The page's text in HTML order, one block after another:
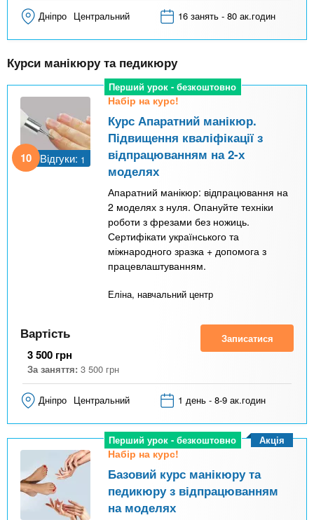
Дніпро Центральний 16 занять - 80 ак.годин
Курси манікюру та педикюру
Перший урок - безкоштовно
10 Відгуки: 1
Набір на курс!
Курс Апаратний манікюр.
Підвищення кваліфікації з
відпрацюванням на 2-х
моделях
Апаратний манікюр: відпрацювання на
2 моделях з нуля. Опануйте техніки
роботи з фрезами без ножиць.
Сертифікати українського та
міжнародного зразка + допомога з
працевлаштуванням.
Еліна, навчальний центр
Вартість
3 500 грн
За заняття: 3 500 грн
Записатися
Дніпро Центральний 1 день - 8-9 ак.годин
Перший урок - безкоштовно
Набір на курс!
Базовий курс манікюру та
педикюру з відпрацюванням
на моделях
Акція